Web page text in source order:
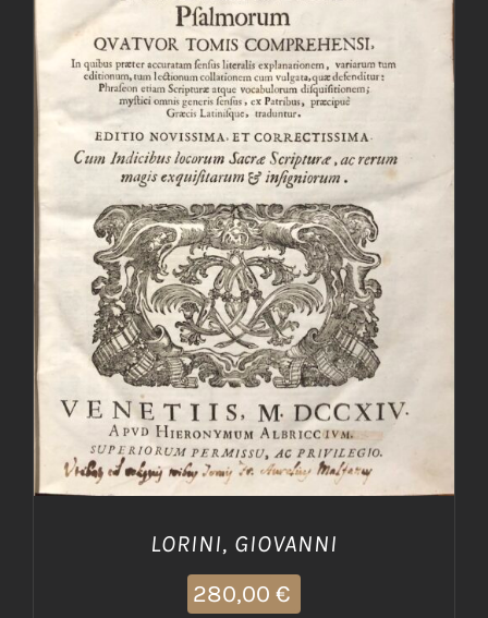
AGGIUNGI AL CARRELLO / DETTAGLI
LORINI, GIOVANNI
280,00 €